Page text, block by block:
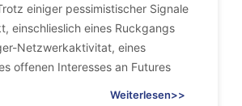
einiger pessimistischer Signale
einschlieslich eines Ruckgangs
Netzwerkaktivitat, eines
offenen Interesses an Futures
Weiterlesen>>